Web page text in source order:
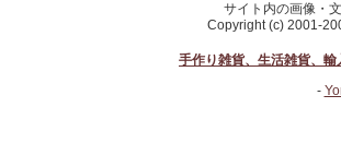
サイト内の画像・
Copyright (c) 2001-
手作り雑貨、生活雑貨、
-